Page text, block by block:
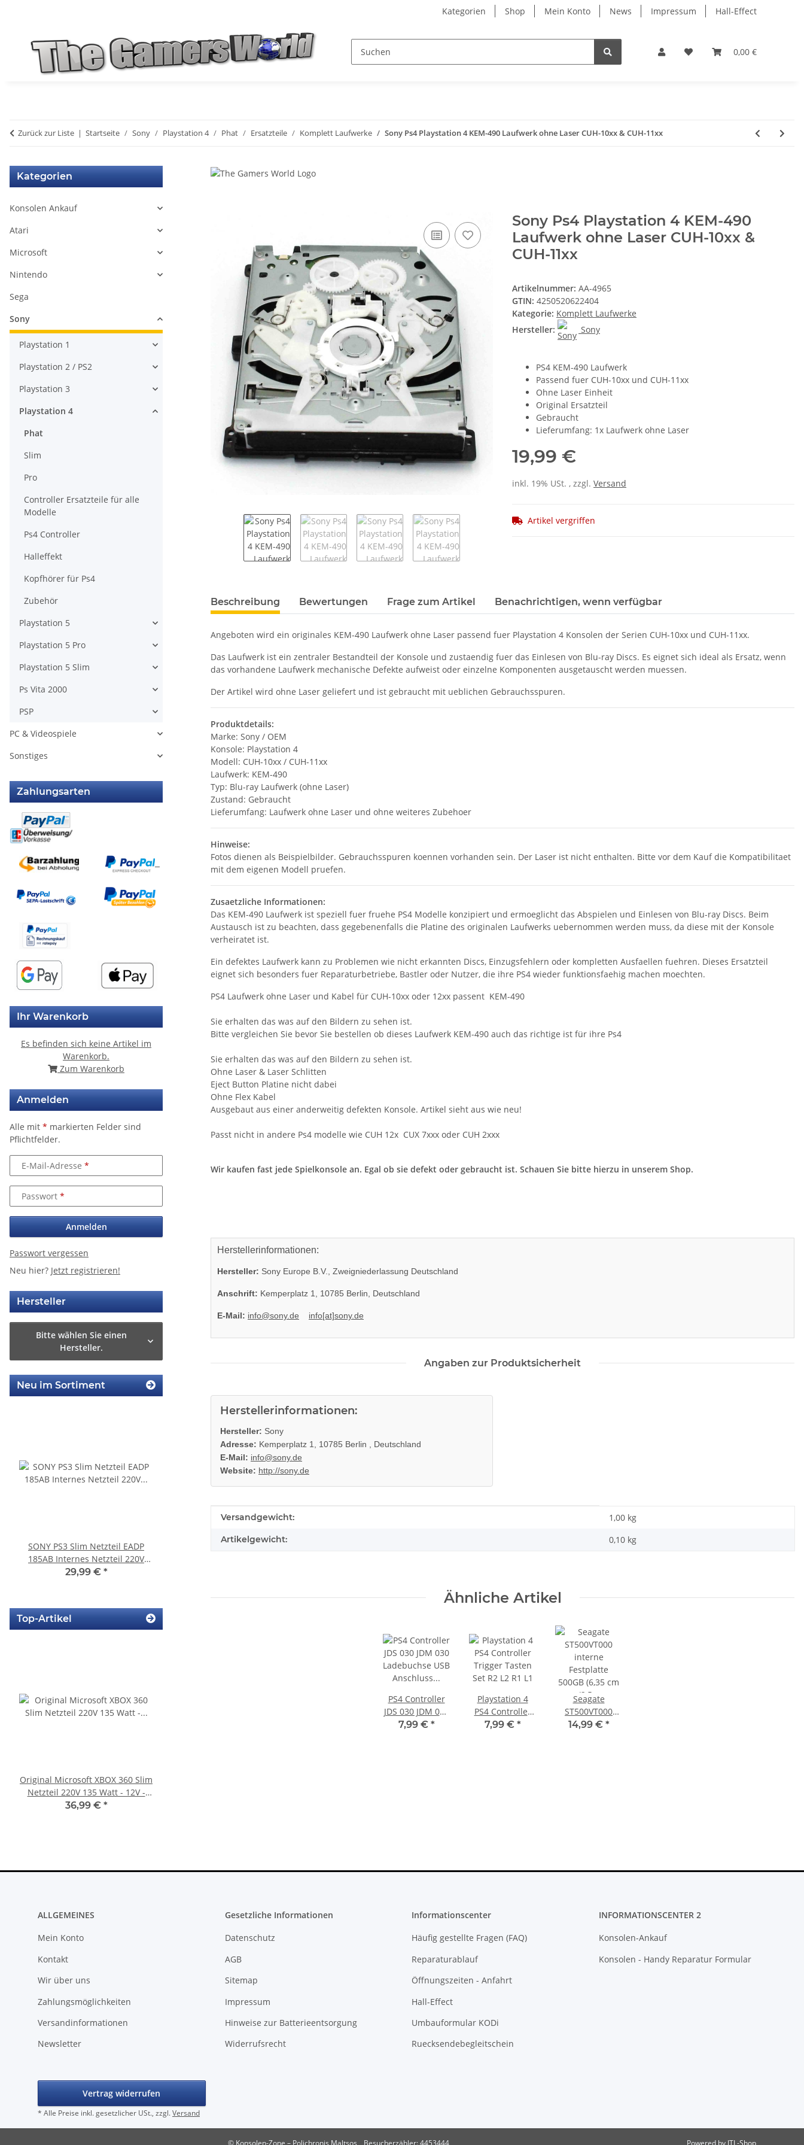
Kategorien Shop Mein Konto News Impressum Hall-Effect
0,00 €
Zurück zur Liste Startseite Sony Playstation 4 Phat Ersatzteile Komplett Laufwerke Sony Ps4 Playstation 4 KEM-490 Laufwerk ohne Laser CUH-10xx & CUH-11xx
Sony Ps4 Playstation 4 KEM-490
Laufwerk ohne Laser CUH-10xx &
CUH-11xx
Artikelnummer: AA-4965
GTIN: 4250520622404
Kategorie: Komplett Laufwerke
Hersteller:
Sony
PS4 KEM-490 Laufwerk
Passend fuer CUH-10xx und CUH-11xx
Ohne Laser Einheit
Original Ersatzteil
Gebraucht
Lieferumfang: 1x Laufwerk ohne Laser
19,99 €
inkl. 19% USt. , zzgl. Versand
Artikel vergriffen
weitere Registerkarten anzeigen
Beschreibung Bewertungen Frage zum Artikel Benachrichtigen, wenn verfügbar
Angeboten wird ein originales KEM-490 Laufwerk ohne Laser passend fuer Playstation 4 Konsolen der Serien CUH-10xx und CUH-11xx.
Das Laufwerk ist ein zentraler Bestandteil der Konsole und zustaendig fuer das Einlesen von Blu-ray Discs. Es eignet sich ideal als Ersatz, wenn
das vorhandene Laufwerk mechanische Defekte aufweist oder einzelne Komponenten ausgetauscht werden muessen.
Der Artikel wird ohne Laser geliefert und ist gebraucht mit ueblichen Gebrauchsspuren.
Produktdetails:
Marke: Sony / OEM
Konsole: Playstation 4
Modell: CUH-10xx / CUH-11xx
Laufwerk: KEM-490
Typ: Blu-ray Laufwerk (ohne Laser)
Zustand: Gebraucht
Lieferumfang: Laufwerk ohne Laser und ohne weiteres Zubehoer
Hinweise:
Fotos dienen als Beispielbilder. Gebrauchsspuren koennen vorhanden sein. Der Laser ist nicht enthalten. Bitte vor dem Kauf die Kompatibilitaet
mit dem eigenen Modell pruefen.
Zusaetzliche Informationen:
Das KEM-490 Laufwerk ist speziell fuer fruehe PS4 Modelle konzipiert und ermoeglicht das Abspielen und Einlesen von Blu-ray Discs. Beim
Austausch ist zu beachten, dass gegebenenfalls die Platine des originalen Laufwerks uebernommen werden muss, da diese mit der Konsole
verheiratet ist.
Ein defektes Laufwerk kann zu Problemen wie nicht erkannten Discs, Einzugsfehlern oder kompletten Ausfaellen fuehren. Dieses Ersatzteil
eignet sich besonders fuer Reparaturbetriebe, Bastler oder Nutzer, die ihre PS4 wieder funktionsfaehig machen moechten.
PS4 Laufwerk ohne Laser und Kabel für CUH-10xx oder 12xx passent KEM-490
Sie erhalten das was auf den Bildern zu sehen ist.
Bitte vergleichen Sie bevor Sie bestellen ob dieses Laufwerk KEM-490 auch das richtige ist für ihre Ps4
Sie erhalten das was auf den Bildern zu sehen ist.
Ohne Laser & Laser Schlitten
Eject Button Platine nicht dabei
Ohne Flex Kabel
Ausgebaut aus einer anderweitig defekten Konsole. Artikel sieht aus wie neu!
Passt nicht in andere Ps4 modelle wie CUH 12x CUX 7xxx oder CUH 2xxx
Wir kaufen fast jede Spielkonsole an. Egal ob sie defekt oder gebraucht ist. Schauen Sie bitte hierzu in unserem Shop.
Herstellerinformationen:
Hersteller: Sony Europe B.V., Zweigniederlassung Deutschland
Anschrift: Kemperplatz 1, 10785 Berlin, Deutschland
E-Mail: info@sony.de info[at]sony.de
Angaben zur Produktsicherheit
Herstellerinformationen:
Hersteller: Sony
Adresse: Kemperplatz 1, 10785 Berlin , Deutschland
E-Mail: info@sony.de
Website: http://sony.de
Produkteigenschaft
Wert
Versandgewicht: 1,00 kg
Artikelgewicht: 0,10 kg
Ähnliche Artikel
PS4 Controller
JDS 030 JDM 030
Ladebuchse USB
7,99 € *
Playstation 4
PS4 Controller
Trigger Tasten
7,99 € *
Seagate
ST500VT000
interne
14,99 € *
Kategorien
Konsolen Ankauf
Atari
Microsoft
Nintendo
Sega
Sony
Playstation 1
Playstation 2 / PS2
Playstation 3
Playstation 4
Phat
Slim
Pro
Controller Ersatzteile für alle
Modelle
Ps4 Controller
Halleffekt
Kopfhörer für Ps4
Zubehör
Playstation 5
Playstation 5 Pro
Playstation 5 Slim
Ps Vita 2000
PSP
PC & Videospiele
Sonstiges
Zahlungsarten
Ihr Warenkorb
Es befinden sich keine Artikel im
Warenkorb.
Zum Warenkorb
Anmelden
Alle mit * markierten Felder sind
Pflichtfelder.
E-Mail-Adresse
Passwort
Anmelden
Passwort vergessen
Neu hier? Jetzt registrieren!
Hersteller
Bitte wählen Sie einen
Hersteller.
Neu im Sortiment
SONY PS3 Slim Netzteil EADP
185AB Internes Netzteil 220V
gerbaucht
29,99 € *
KEM 450DAA Laufwerk ohne
Top-Artikel
Original Microsoft XBOX 360 Slim
Netzteil 220V 135 Watt - 12V -
10.83A * gebraucht
36,99 € *
ALLGEMEINES
Mein Konto
Kontakt
Wir über uns
Zahlungsmöglichkeiten
Versandinformationen
Newsletter
Gesetzliche Informationen
Datenschutz
AGB
Sitemap
Impressum
Hinweise zur Batterieentsorgung
Widerrufsrecht
Informationscenter
Häufig gestellte Fragen (FAQ)
Reparaturablauf
Öffnungszeiten - Anfahrt
Hall-Effect
Umbauformular KODi
Ruecksendebegleitschein
INFORMATIONSCENTER 2
Konsolen-Ankauf
Konsolen - Handy Reparatur Formular
Vertrag widerrufen
* Alle Preise inkl. gesetzlicher USt., zzgl.Versand